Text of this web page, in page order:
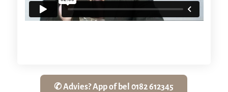
✆ Advies? App of bel 0182 612345